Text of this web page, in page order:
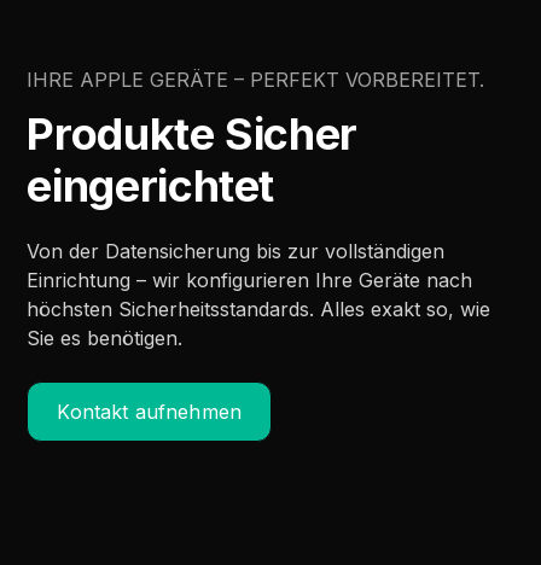
IHRE APPLE GERÄTE – PERFEKT VORBEREITET.
Produkte Sicher
eingerichtet
Von der Datensicherung bis zur vollständigen
Einrichtung – wir konfigurieren Ihre Geräte nach
höchsten Sicherheitsstandards. Alles exakt so, wie
Sie es benötigen.
Kontakt aufnehmen